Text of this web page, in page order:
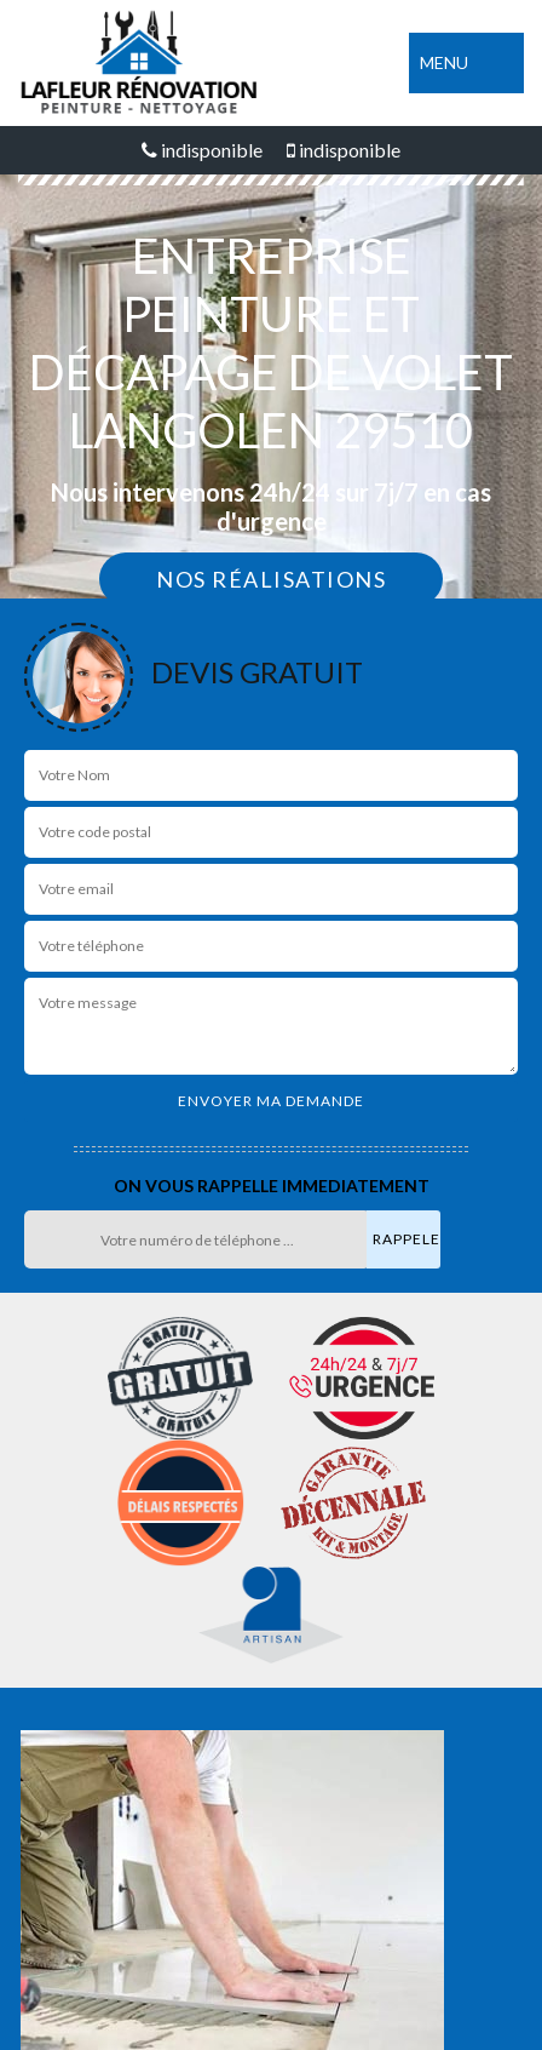
MENU
indisponible indisponible
ENTREPRISE
PEINTURE ET
DÉCAPAGE DE VOLET
LANGOLEN 29510
Nous intervenons 24h/24 sur 7j/7 en cas
d'urgence
NOS RÉALISATIONS
DEVIS GRATUIT
ON VOUS RAPPELLE IMMEDIATEMENT